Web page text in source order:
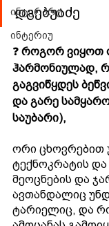
ინტერარტ
ინტერიუ
დგებუაძე
❓ როგორ ვიყოთ
ჰარმონიულად,
გაგვიწყდეს
და გარე
საუბარი),
ორი ცხოვრებით
ტექნოკრატის და
მეოცნების და
ავთანდალიც
ტარიელიც, და